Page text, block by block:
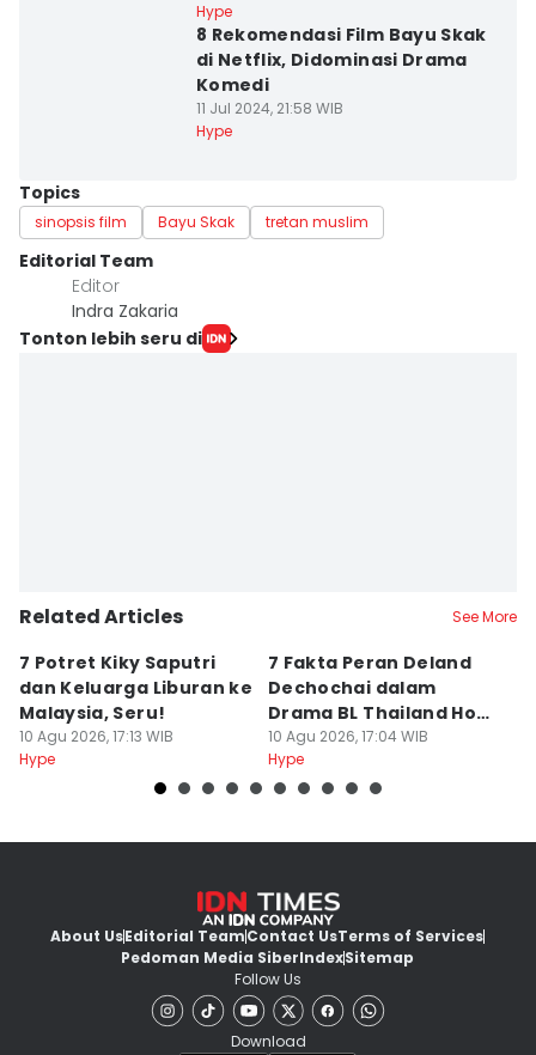
Hype
8 Rekomendasi Film Bayu Skak
di Netflix, Didominasi Drama
Komedi
11 Jul 2024, 21:58 WIB
Hype
Topics
sinopsis film Bayu Skak tretan muslim
Editorial Team
Editor
Indra Zakaria
Tonton lebih seru di
Related Articles See More
7 Potret Kiky Saputri
dan Keluarga Liburan ke
Malaysia, Seru!
10 Agu 2026, 17:13 WIB
Hype
7 Fakta Peran Deland
Dechochai dalam
Drama BL Thailand Hook
Your Heart
10 Agu 2026, 17:04 WIB
Hype
About UsEditorial TeamContact UsTerms of Services
Pedoman Media SiberIndexSitemap
Follow Us
Download